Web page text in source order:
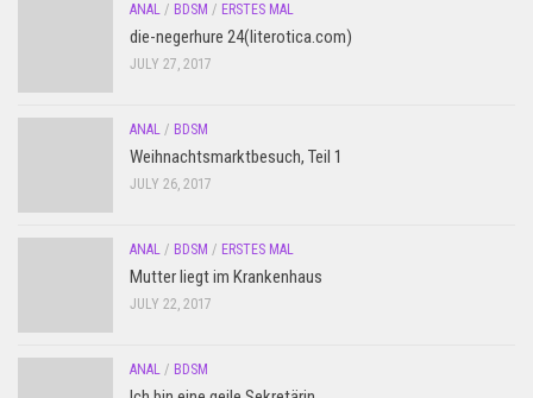
ANAL / BDSM / ERSTES MAL
die-negerhure 24(literotica.com)
JULY 27, 2017
ANAL / BDSM
Weihnachtsmarktbesuch, Teil 1
JULY 26, 2017
ANAL / BDSM / ERSTES MAL
Mutter liegt im Krankenhaus
JULY 22, 2017
ANAL / BDSM